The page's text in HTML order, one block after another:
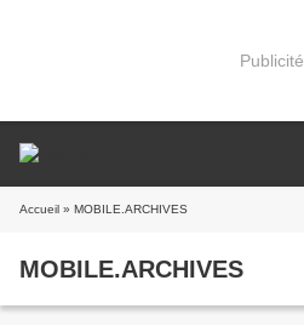
Publicité
Accueil » MOBILE.ARCHIVES
MOBILE.ARCHIVES